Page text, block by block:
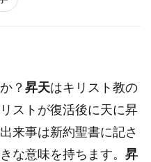
？ 昇天はキリスト教の
ストが復活後に天に昇
来事は新約聖書に記さ
な意味を持ちます。 昇